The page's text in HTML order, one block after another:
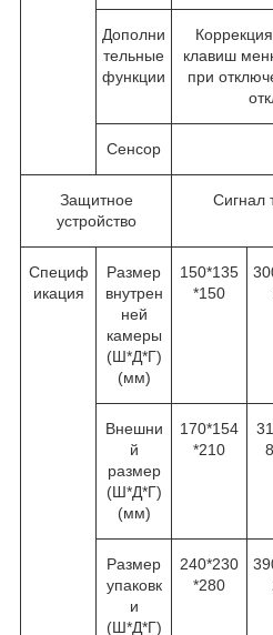
Дополни
тельные
функции
клавиш
при
Сенсор
Защитное
устройство
Сигнал
Специф
икация
Размер
внутрен
ней
камеры
(Ш*Д*Г)
(мм)
150*135
*150
Внешни
й
размер
(Ш*Д*Г)
(мм)
170*154
*210
Размер
упаковк
и
(Ш*Д*Г)
240*230
*280